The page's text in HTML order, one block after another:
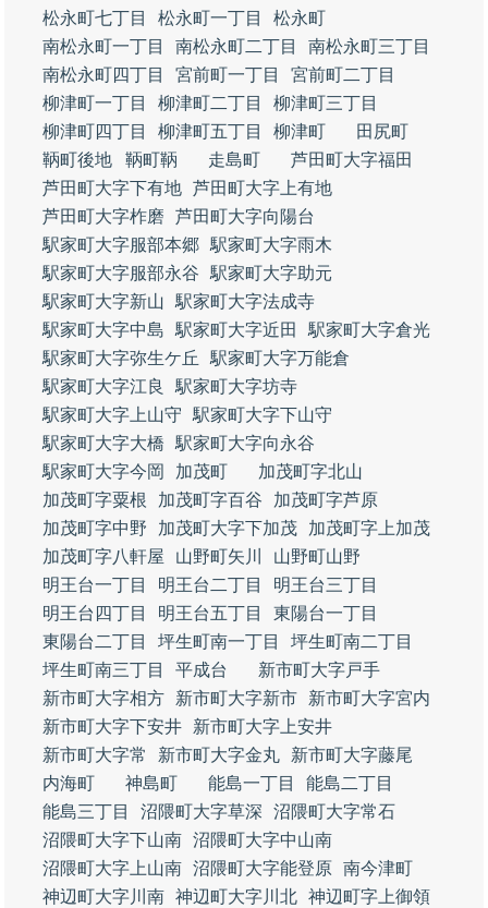
松永町七丁目
松永町一丁目
松永町
南松永町一丁目
南松永町二丁目
南松永町三丁目
南松永町四丁目
宮前町一丁目
宮前町二丁目
柳津町一丁目
柳津町二丁目
柳津町三丁目
柳津町四丁目
柳津町五丁目 柳津町
田尻町
鞆町後地
鞆町鞆 走島町
芦田町大字福田
芦田町大字下有地 芦田町大字上有地
芦田町大字柞磨
芦田町大字向陽台
駅家町大字服部本郷 駅家町大字雨木
駅家町大字服部永谷
駅家町大字助元
駅家町大字新山
駅家町大字法成寺
駅家町大字中島
駅家町大字近田
駅家町大字倉光
駅家町大字弥生ケ丘
駅家町大字万能倉
駅家町大字江良
駅家町大字坊寺
駅家町大字上山守
駅家町大字下山守
駅家町大字大橋
駅家町大字向永谷
駅家町大字今岡
加茂町
加茂町字北山
加茂町字粟根
加茂町字百谷
加茂町字芦原
加茂町字中野
加茂町大字下加茂
加茂町字上加茂
加茂町字八軒屋
山野町矢川
山野町山野
明王台一丁目
明王台二丁目
明王台三丁目
明王台四丁目
明王台五丁目
東陽台一丁目
東陽台二丁目
坪生町南一丁目
坪生町南二丁目
坪生町南三丁目
平成台
新市町大字戸手
新市町大字相方
新市町大字新市
新市町大字宮内
新市町大字下安井
新市町大字上安井
新市町大字常
新市町大字金丸
新市町大字藤尾
内海町
神島町 能島一丁目
能島二丁目
能島三丁目
沼隈町大字草深
沼隈町大字常石
沼隈町大字下山南 沼隈町大字中山南
沼隈町大字上山南 沼隈町大字能登原 南今津町
神辺町大字川南 神辺町大字川北 神辺町字上御領